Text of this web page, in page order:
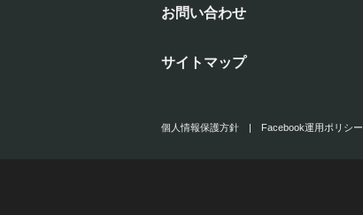
お問い合わせ
サイトマップ
個人情報保護方針 | Facebook運用ポリシー